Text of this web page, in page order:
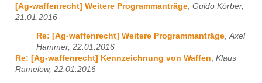
[Ag-waffenrecht] Weitere Programmanträge Guido Körber,
21.01.2016
Re: [Ag-waffenrecht] Weitere Programmanträge,Axel
Hammer, 22.01.2016
Re: [Ag-waffenrecht] Kennzeichnung von Waffen, Klaus
Ramelow, 22.01.2016